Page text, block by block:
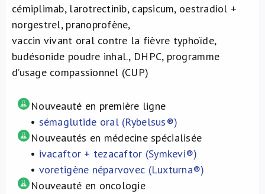
cémiplimab, larotrectinib, capsicum, oestradiol +
norgestrel, pranoprofène,
vaccin vivant oral contre la fièvre typhoïde,
budésonide poudre inhal., DHPC, programme
d’usage compassionnel (CUP)
Nouveauté en première ligne
• sémaglutide oral (Rybelsus®)
Nouveautés en médecine spécialisée
• ivacaftor + tezacaftor (Symkevi®)
• voretigène néparvovec (Luxturna®)
Nouveauté en oncologie